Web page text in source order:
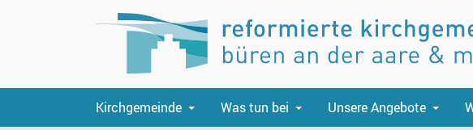
Kirchgemeinde Was tun bei Unsere Angebote